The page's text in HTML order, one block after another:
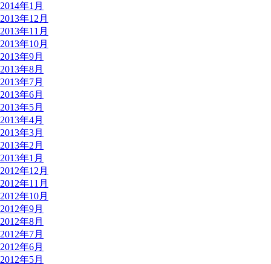
2014年1月
2013年12月
2013年11月
2013年10月
2013年9月
2013年8月
2013年7月
2013年6月
2013年5月
2013年4月
2013年3月
2013年2月
2013年1月
2012年12月
2012年11月
2012年10月
2012年9月
2012年8月
2012年7月
2012年6月
2012年5月